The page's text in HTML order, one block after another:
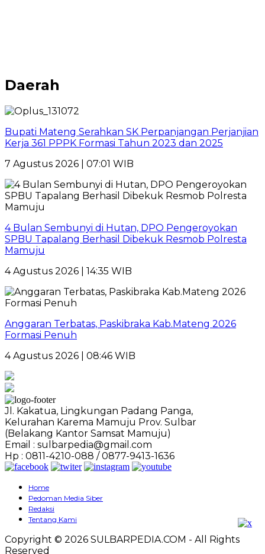
Daerah
Bupati Mateng Serahkan SK Perpanjangan Perjanjian
Kerja 361 PPPK Formasi Tahun 2023 dan 2025
7 Agustus 2026 | 07:01 WIB
4 Bulan Sembunyi di Hutan, DPO Pengeroyokan
SPBU Tapalang Berhasil Dibekuk Resmob Polresta
Mamuju
4 Agustus 2026 | 14:35 WIB
Anggaran Terbatas, Paskibraka Kab.Mateng 2026
Formasi Penuh
4 Agustus 2026 | 08:46 WIB
Jl. Kakatua, Lingkungan Padang Panga,
Kelurahan Karema Mamuju Prov. Sulbar
(Belakang Kantor Samsat Mamuju)
Email : sulbarpedia@gmail.com
Hp : 0811-4210-088 / 0877-9413-1636
Home
Pedoman Media Siber
Redaksi
Tentang Kami
Copyright © 2026 SULBARPEDIA.COM - All Rights
Reserved